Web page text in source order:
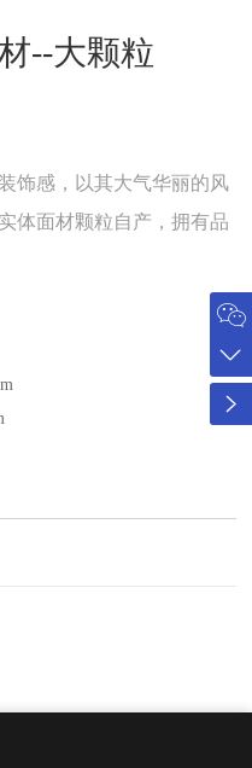
--大颗粒
饰感，以其大气华丽的风
体面材颗粒自产，拥有品